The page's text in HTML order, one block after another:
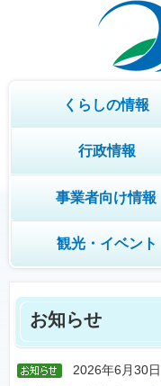
くらしの情報
行政情報
事業者向け情報
観光・イベント
お知らせ
2026年6月30日